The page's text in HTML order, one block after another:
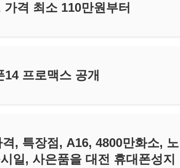
격 최소 110만원부터
프로맥스 공개
, 특장점, A16, 4800만화소, 노
일, 사은품을 대전 휴대폰성지